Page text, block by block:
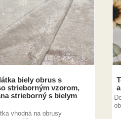
biely obrus s
strieborným vzorom,
strieborný s bielym
vhodná na obrusy